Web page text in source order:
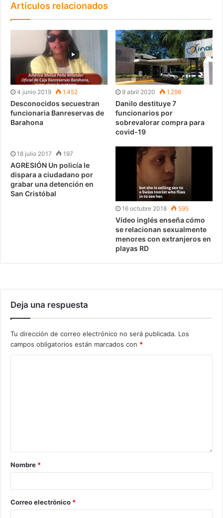
Artículos relacionados
4 junio 2019 1.452
Desconocidos secuestran
funcionaria Banreservas de
Barahona
9 abril 2020 1.298
Danilo destituye 7
funcionarios por
sobrevalorar compra para
covid-19
18 julio 2017 197
AGRESIÓN Un policía le
dispara a ciudadano por
grabar una detención en
San Cristóbal
16 octubre 2018 595
Vídeo inglés enseña cómo
se relacionan sexualmente
menores con extranjeros en
playas RD
Deja una respuesta
Tu dirección de correo electrónico no será publicada. Los
campos obligatorios están marcados con *
Nombre *
Correo electrónico *